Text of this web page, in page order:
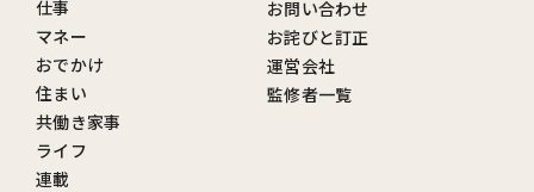
仕事
マネー
おでかけ
住まい
共働き家事
ライフ
連載
お問い合わせ
お詫びと訂正
運営会社
監修者一覧